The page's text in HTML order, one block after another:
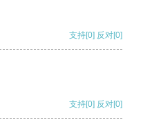
支持[0] 反对[0]
支持[0] 反对[0]